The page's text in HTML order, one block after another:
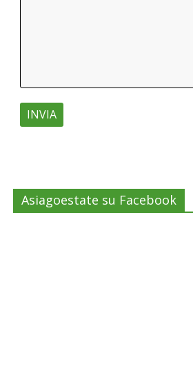
Asiagoestate su Facebook